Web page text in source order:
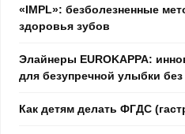
«IMPL»: безболезненные
здоровья зубов
Элайнеры EUROKAPPA:
для безупречной улыбки без
Как детям делать ФГДС